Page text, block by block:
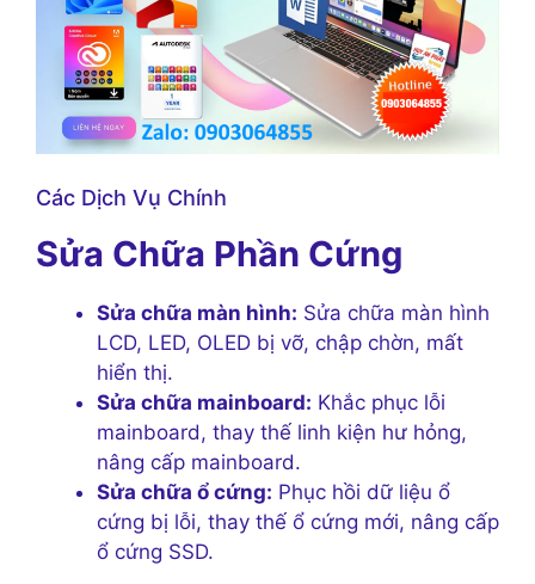
Các Dịch Vụ Chính
Sửa Chữa Phần Cứng
Sửa chữa màn hình: Sửa chữa màn hình
LCD, LED, OLED bị vỡ, chập chờn, mất
hiển thị.
Sửa chữa mainboard: Khắc phục lỗi
mainboard, thay thế linh kiện hư hỏng,
nâng cấp mainboard.
Sửa chữa ổ cứng: Phục hồi dữ liệu ổ
cứng bị lỗi, thay thế ổ cứng mới, nâng cấp
ổ cứng SSD.